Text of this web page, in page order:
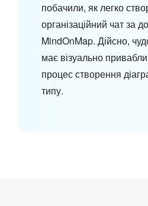
побачили, як легко
організаційний чат за
MindOnMap. Дійсно,
має візуально
процес створення
типу.